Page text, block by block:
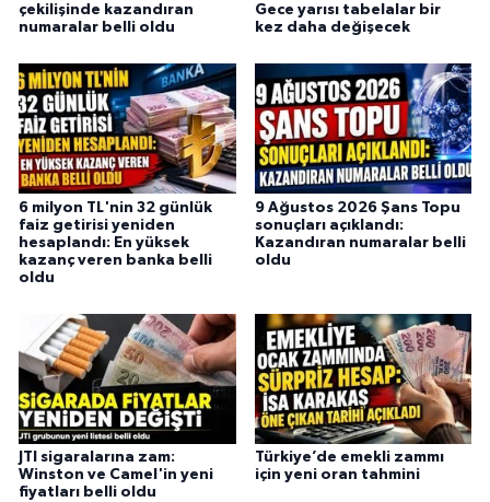
çekilişinde kazandıran
numaralar belli oldu
Gece yarısı tabelalar bir
kez daha değişecek
6 milyon TL'nin 32 günlük
faiz getirisi yeniden
hesaplandı: En yüksek
kazanç veren banka belli
oldu
9 Ağustos 2026 Şans Topu
sonuçları açıklandı:
Kazandıran numaralar belli
oldu
JTI sigaralarına zam:
Winston ve Camel'in yeni
fiyatları belli oldu
Türkiye’de emekli zammı
için yeni oran tahmini